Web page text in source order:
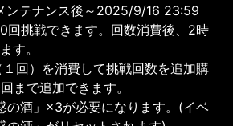
ンテナンス後～2025/9/16 23:59
回挑戦できます。回数消費後、2時
す。
回）を消費して挑戦回数を追加購
まで追加できます。
の酒」×3が必要になります。(イベ